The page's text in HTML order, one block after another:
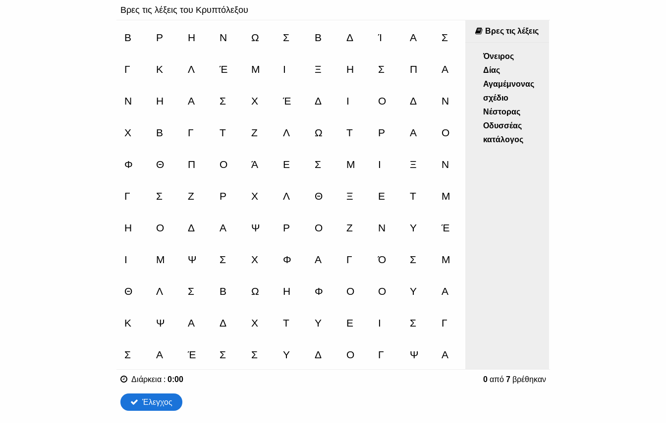
Βρες τις λέξεις του Κρυπτόλεξου
Βρες τις λέξεις
Όνειρος
Δίας
Αγαμέμνονας
σχέδιο
Νέστορας
Οδυσσέας
κατάλογος
Διάρκεια : 0:00 0από 7βρέθηκαν
Έλεγχος